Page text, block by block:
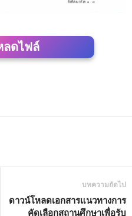
ลดไฟล์
บทความถัดไป
ดาวน์โหลดเอกสารแนวทางการ
คัดเลือกสถานศึกษาเพื่อรับ